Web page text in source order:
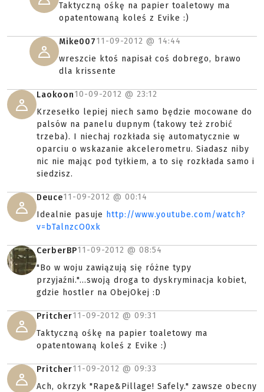
Taktyczną ośkę na papier toaletowy ma
opatentowaną koleś z Evike :)
Mike00711-09-2012 @ 14:44
wreszcie ktoś napisał coś dobrego, brawo
dla krissente
Laokoon10-09-2012 @ 23:12
Krzesełko lepiej niech samo będzie mocowane do
palsów na panelu dupnym (takowy też zrobić
trzeba). I niechaj rozkłada się automatycznie w
oparciu o wskazanie akcelerometru. Siadasz niby
nic nie mając pod tyłkiem, a to się rozkłada samo i
siedzisz.
Deuce11-09-2012 @ 00:14
Idealnie pasuje http://www.youtube.com/watch?
v=bTalnzcO0xk
CerberBP11-09-2012 @ 08:54
"Bo w woju zawiązują się różne typy
przyjaźni."...swoją droga to dyskryminacja kobiet,
gdzie hostler na ObejOkej :D
Pritcher11-09-2012 @ 09:31
Taktyczną ośkę na papier toaletowy ma
opatentowaną koleś z Evike :)
Pritcher11-09-2012 @ 09:33
Ach, okrzyk "Rape&Pillage! Safely." zawsze obecny